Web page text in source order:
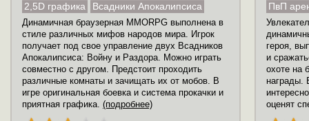
2,5D графика
Всадники Апокалипсиса
Динамичная браузерная MMORPG выполнена в
стиле различных мифов народов мира. Игрок
получает под свое управление двух Всадников
Апокалипсиса: Войну и Раздора. Можно играть
совместно с другом. Предстоит проходить
различные комнаты и зачищать их от мобов. В
игре оригинальная боевка и система прокачки и
приятная графика. (подробнее)
ПвП
героя,
и
охоте на
награды.
оценят